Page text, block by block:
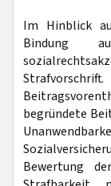
Im Hinblick
Bindung
begründete
Bewertung